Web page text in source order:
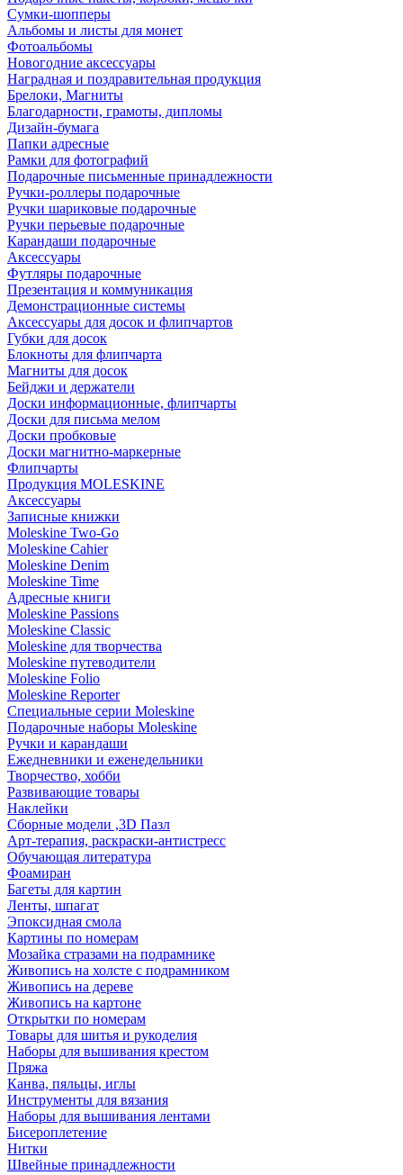
Сумки-шопперы
Альбомы и листы для монет
Фотоальбомы
Новогодние аксессуары
Наградная и поздравительная продукция
Брелоки, Магниты
Благодарности, грамоты, дипломы
Дизайн-бумага
Папки адресные
Рамки для фотографий
Подарочные письменные принадлежности
Ручки-роллеры подарочные
Ручки шариковые подарочные
Ручки перьевые подарочные
Карандаши подарочные
Аксессуары
Футляры подарочные
Презентация и коммуникация
Демонстрационные системы
Аксессуары для досок и флипчартов
Губки для досок
Блокноты для флипчарта
Магниты для досок
Бейджи и держатели
Доски информационные, флипчарты
Доски для письма мелом
Доски пробковые
Доски магнитно-маркерные
Флипчарты
Продукция MOLESKINE
Аксессуары
Записные книжки
Moleskine Two-Go
Moleskine Cahier
Moleskine Denim
Moleskine Time
Адресные книги
Moleskine Passions
Moleskine Classic
Moleskine для творчества
Moleskine путеводители
Moleskine Folio
Moleskine Reporter
Специальные серии Moleskine
Подарочные наборы Moleskine
Ручки и карандаши
Ежедневники и еженедельники
Творчество, хобби
Развивающие товары
Наклейки
Сборные модели ,3D Пазл
Арт-терапия, раскраски-антистресс
Обучающая литература
Фоамиран
Багеты для картин
Ленты, шпагат
Эпоксидная смола
Картины по номерам
Мозайка стразами на подрамнике
Живопись на холсте с подрамником
Живопись на дереве
Живопись на картоне
Открытки по номерам
Товары для шитья и рукоделия
Наборы для вышивания крестом
Пряжа
Канва, пяльцы, иглы
Инструменты для вязания
Наборы для вышивания лентами
Бисероплетение
Нитки
Швейные принадлежности